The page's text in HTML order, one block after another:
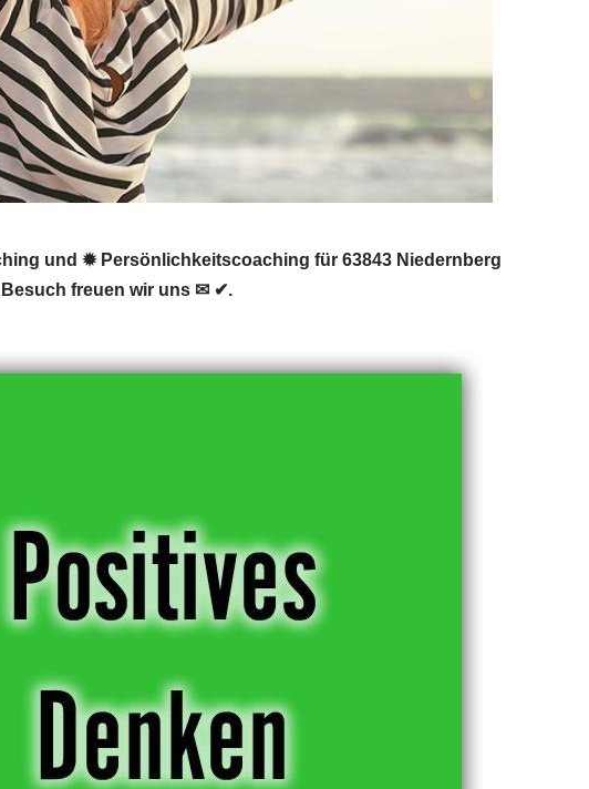
und ✹ Persönlichkeitscoaching für 63843 Niedernberg
freuen wir uns ✉ ✔.